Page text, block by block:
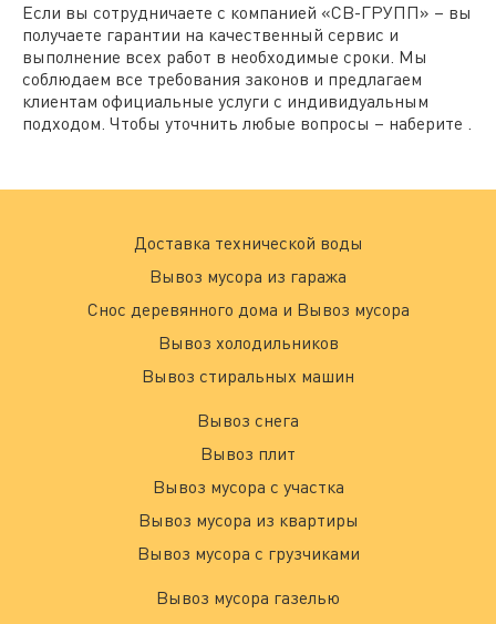
Если вы сотрудничаете с компанией «СВ-ГРУПП» – вы
получаете гарантии на качественный сервис и
выполнение всех работ в необходимые сроки. Мы
соблюдаем все требования законов и предлагаем
клиентам официальные услуги с индивидуальным
подходом. Чтобы уточнить любые вопросы – наберите .
Доставка технической воды
Вывоз мусора из гаража
Снос деревянного дома и Вывоз мусора
Вывоз холодильников
Вывоз стиральных машин
Вывоз снега
Вывоз плит
Вывоз мусора с участка
Вывоз мусора из квартиры
Вывоз мусора с грузчиками
Вывоз мусора газелью